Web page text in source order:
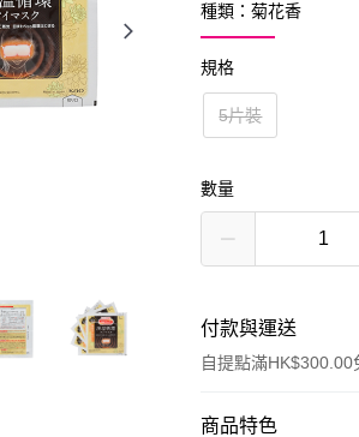
種類：菊花香
規格
5片裝
數量
付款與運送
自提點滿HK$300.00
付款方式
商品特色